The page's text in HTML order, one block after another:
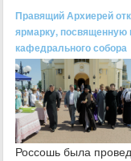
Правящий Архиерей
ярмарку, посвященную
кафедрального собора
Россошь была